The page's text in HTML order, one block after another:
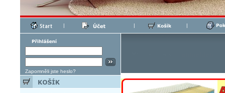
| | |
Zapomněli jste heslo?